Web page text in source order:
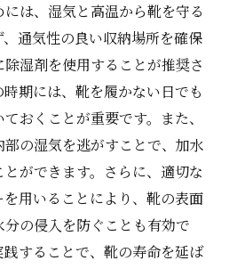
は、湿気と高温から靴を守る
通気性の良い収納場所を確保
湿剤を使用することが推奨さ
期には、靴を履かない日でも
おくことが重要です。また、
の湿気を逃がすことで、加水
ができます。さらに、適切な
用いることにより、靴の表面
の侵入を防ぐことも有効で
することで、靴の寿命を延ば